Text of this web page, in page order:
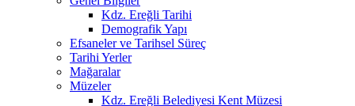
Kdz. Ereğli Tarihi
Demografik Yapı
Efsaneler ve Tarihsel Süreç
Tarihi Yerler
Mağaralar
Müzeler
Kdz. Ereğli Belediyesi Kent Müzesi